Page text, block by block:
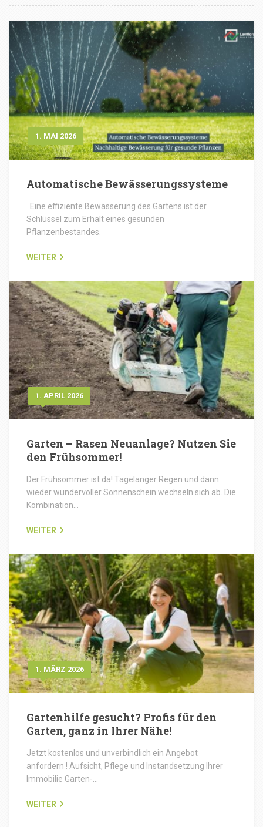
1. MAI 2026
Automatische Bewässerungssysteme
Eine effiziente Bewässerung des Gartens ist der
Schlüssel zum Erhalt eines gesunden
Pflanzenbestandes.
WEITER
1. APRIL 2026
Garten – Rasen Neuanlage? Nutzen Sie
den Frühsommer!
Der Frühsommer ist da! Tagelanger Regen und dann
wieder wundervoller Sonnenschein wechseln sich ab. Die
Kombination…
WEITER
1. MÄRZ 2026
Gartenhilfe gesucht? Profis für den
Garten, ganz in Ihrer Nähe!
Jetzt kostenlos und unverbindlich ein Angebot
anfordern ! Aufsicht, Pflege und Instandsetzung Ihrer
Immobilie Garten-…
WEITER